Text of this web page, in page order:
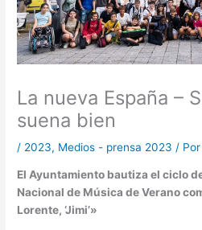
La nueva España –
suena bien
/ 2023, Medios - prensa 2023 /
El Ayuntamiento bautiza el ciclo
Nacional de Música de Verano
Lorente, ‘Jimi’»